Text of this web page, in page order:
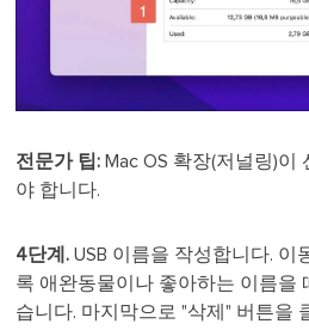
전문가 팁: Mac OS 확장(저널링)이
야 합니다.
4단계. USB 이름을 작성합니다. 이
록 애완동물이나 좋아하는 이름을
습니다. 마지막으로 "삭제" 버튼을